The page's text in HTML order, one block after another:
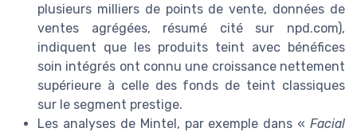
plusieurs milliers de points de vente, données de
ventes agrégées, résumé cité sur npd.com),
indiquent que les produits teint avec bénéfices
soin intégrés ont connu une croissance nettement
supérieure à celle des fonds de teint classiques
sur le segment prestige.
Les analyses de Mintel, par exemple dans « Facial